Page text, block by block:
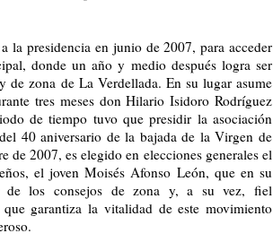
la presidencia en junio de 2007, para acceder
donde un año y medio después logra ser
de zona de La Verdellada. Ensu lugar asume
tres meses don Hilario Isidoro Rodríguez
de tiempo tuvo que presidir la asociación
40 aniversario de la bajada de la Virgen de
de 2007, es elegido en elecciones generales el
el joven Moisés Afonso León, que en su
de los consejos de zona y, a su vez, fiel
garantiza la vitalidad de este movimiento